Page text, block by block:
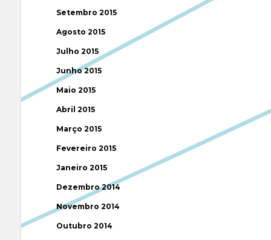
Setembro 2015
Agosto 2015
Julho 2015
Junho 2015
Maio 2015
Abril 2015
Março 2015
Fevereiro 2015
Janeiro 2015
Dezembro 2014
Novembro 2014
Outubro 2014